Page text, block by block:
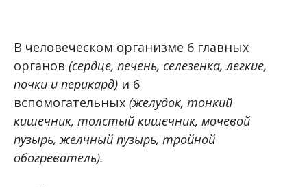
В человеческом организме 6 главных
органов (сердце, печень, селезенка, легкие,
почки и перикард) и 6
вспомогательных (желудок, тонкий
кишечник, толстый кишечник, мочевой
пузырь, желчный пузырь, тройной
обогреватель).